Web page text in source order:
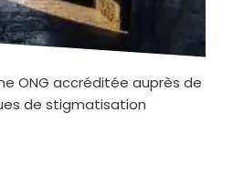
ONG accréditée auprès de
de stigmatisation